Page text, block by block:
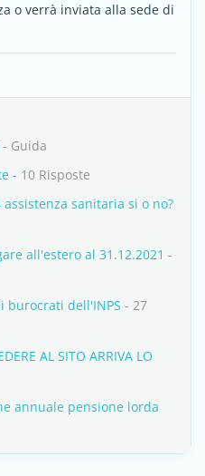
o verrà inviata alla sede di
- Guida
- 10 Risposte
assistenza sanitaria si o no?
all'estero al 31.12.2021 -
burocrati dell'INPS - 27
AL SITO ARRIVA LO
annuale pensione lorda